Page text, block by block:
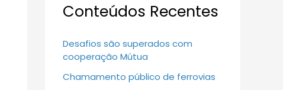
Conteúdos Recentes
Desafios são superados com
cooperação Mútua
Chamamento público de ferrovias